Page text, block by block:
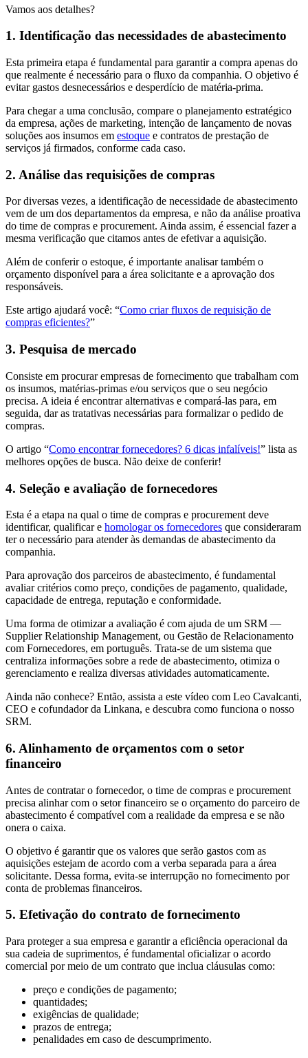
Vamos aos detalhes?
1. Identificação das necessidades de abastecimento
Esta primeira etapa é fundamental para garantir a compra apenas do
que realmente é necessário para o fluxo da companhia. O objetivo é
evitar gastos desnecessários e desperdício de matéria-prima.
Para chegar a uma conclusão, compare o planejamento estratégico
da empresa, ações de marketing, intenção de lançamento de novas
soluções aos insumos em estoque e contratos de prestação de
serviços já firmados, conforme cada caso.
2. Análise das requisições de compras
Por diversas vezes, a identificação de necessidade de abastecimento
vem de um dos departamentos da empresa, e não da análise proativa
do time de compras e procurement. Ainda assim, é essencial fazer a
mesma verificação que citamos antes de efetivar a aquisição.
Além de conferir o estoque, é importante analisar também o
orçamento disponível para a área solicitante e a aprovação dos
responsáveis.
Este artigo ajudará você: “Como criar fluxos de requisição de
compras eficientes?”
3. Pesquisa de mercado
Consiste em procurar empresas de fornecimento que trabalham com
os insumos, matérias-primas e/ou serviços que o seu negócio
precisa. A ideia é encontrar alternativas e compará-las para, em
seguida, dar as tratativas necessárias para formalizar o pedido de
compras.
O artigo “Como encontrar fornecedores? 6 dicas infalíveis!” lista as
melhores opções de busca. Não deixe de conferir!
4. Seleção e avaliação de fornecedores
Esta é a etapa na qual o time de compras e procurement deve
identificar, qualificar e homologar os fornecedores que consideraram
ter o necessário para atender às demandas de abastecimento da
companhia.
Para aprovação dos parceiros de abastecimento, é fundamental
avaliar critérios como preço, condições de pagamento, qualidade,
capacidade de entrega, reputação e conformidade.
Uma forma de otimizar a avaliação é com ajuda de um SRM —
Supplier Relationship Management, ou Gestão de Relacionamento
com Fornecedores, em português. Trata-se de um sistema que
centraliza informações sobre a rede de abastecimento, otimiza o
gerenciamento e realiza diversas atividades automaticamente.
Ainda não conhece? Então, assista a este vídeo com Leo Cavalcanti,
CEO e cofundador da Linkana, e descubra como funciona o nosso
SRM.
6. Alinhamento de orçamentos com o setor
financeiro
Antes de contratar o fornecedor, o time de compras e procurement
precisa alinhar com o setor financeiro se o orçamento do parceiro de
abastecimento é compatível com a realidade da empresa e se não
onera o caixa.
O objetivo é garantir que os valores que serão gastos com as
aquisições estejam de acordo com a verba separada para a área
solicitante. Dessa forma, evita-se interrupção no fornecimento por
conta de problemas financeiros.
5. Efetivação do contrato de fornecimento
Para proteger a sua empresa e garantir a eficiência operacional da
sua cadeia de suprimentos, é fundamental oficializar o acordo
comercial por meio de um contrato que inclua cláusulas como:
preço e condições de pagamento;
quantidades;
exigências de qualidade;
prazos de entrega;
penalidades em caso de descumprimento.